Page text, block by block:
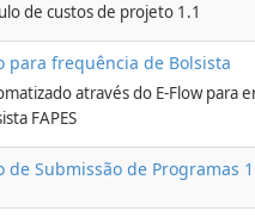
de custos de projeto 1.1
para frequência de Bolsista
através do E-Flow para
FAPES
de Submissão de Programas